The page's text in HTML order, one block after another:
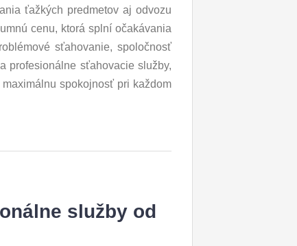
ťažkých predmetov aj odvozu
cenu, ktorá splní očakávania
sťahovanie, spoločnosť
profesionálne sťahovacie služby,
spokojnosť pri každom
služby od